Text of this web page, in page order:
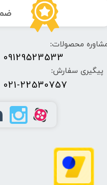
پیگیری سفارش:
021-22530757
محصولات:
09129523533